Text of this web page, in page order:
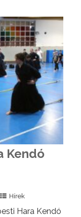
Kendó
Hírek
Hara Kendó